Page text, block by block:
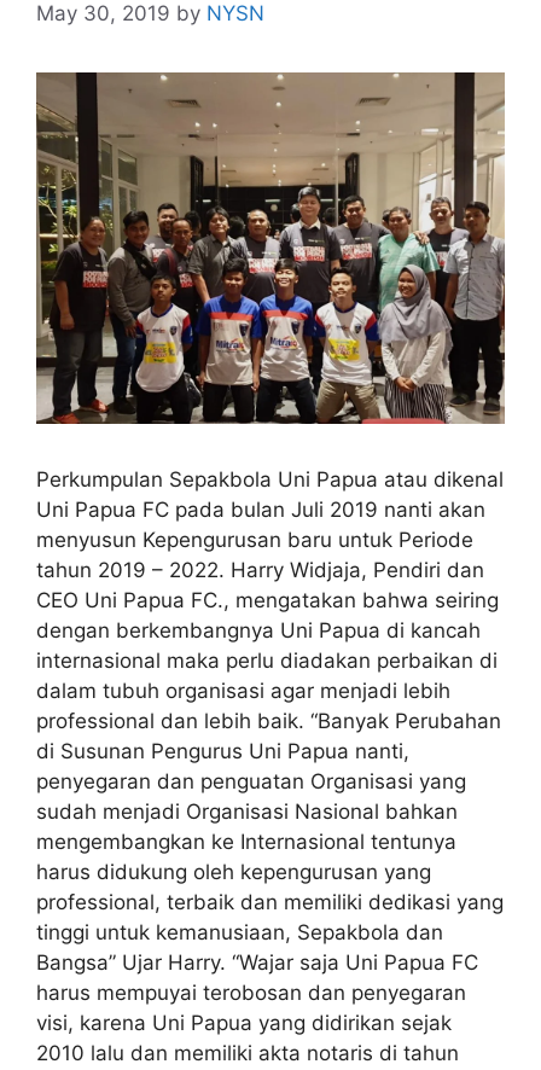
May 30, 2019 by NYSN
Perkumpulan Sepakbola Uni Papua atau dikenal
Uni Papua FC pada bulan Juli 2019 nanti akan
menyusun Kepengurusan baru untuk Periode
tahun 2019 – 2022. Harry Widjaja, Pendiri dan
CEO Uni Papua FC., mengatakan bahwa seiring
dengan berkembangnya Uni Papua di kancah
internasional maka perlu diadakan perbaikan di
dalam tubuh organisasi agar menjadi lebih
professional dan lebih baik. “Banyak Perubahan
di Susunan Pengurus Uni Papua nanti,
penyegaran dan penguatan Organisasi yang
sudah menjadi Organisasi Nasional bahkan
mengembangkan ke Internasional tentunya
harus didukung oleh kepengurusan yang
professional, terbaik dan memiliki dedikasi yang
tinggi untuk kemanusiaan, Sepakbola dan
Bangsa” Ujar Harry. “Wajar saja Uni Papua FC
harus mempuyai terobosan dan penyegaran
visi, karena Uni Papua yang didirikan sejak
2010 lalu dan memiliki akta notaris di tahun